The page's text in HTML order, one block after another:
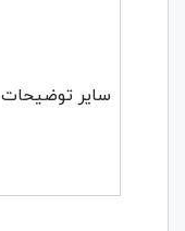
سایر توضیحات